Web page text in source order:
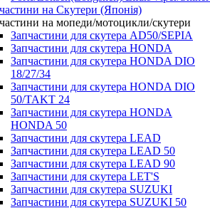
на Скутери (Японія)
на мопеди/мотоцикли/скутери
Запчастини для скутера AD50/SEPIA
Запчастини для скутера HONDA
Запчастини для скутера HONDA DIO
18/27/34
Запчастини для скутера HONDA DIO
50/TAKT 24
Запчастини для скутера HONDA
HONDA 50
Запчастини для скутера LEAD
Запчастини для скутера LEAD 50
Запчастини для скутера LEAD 90
Запчастини для скутера LET'S
Запчастини для скутера SUZUKI
Запчастини для скутера SUZUKI 50